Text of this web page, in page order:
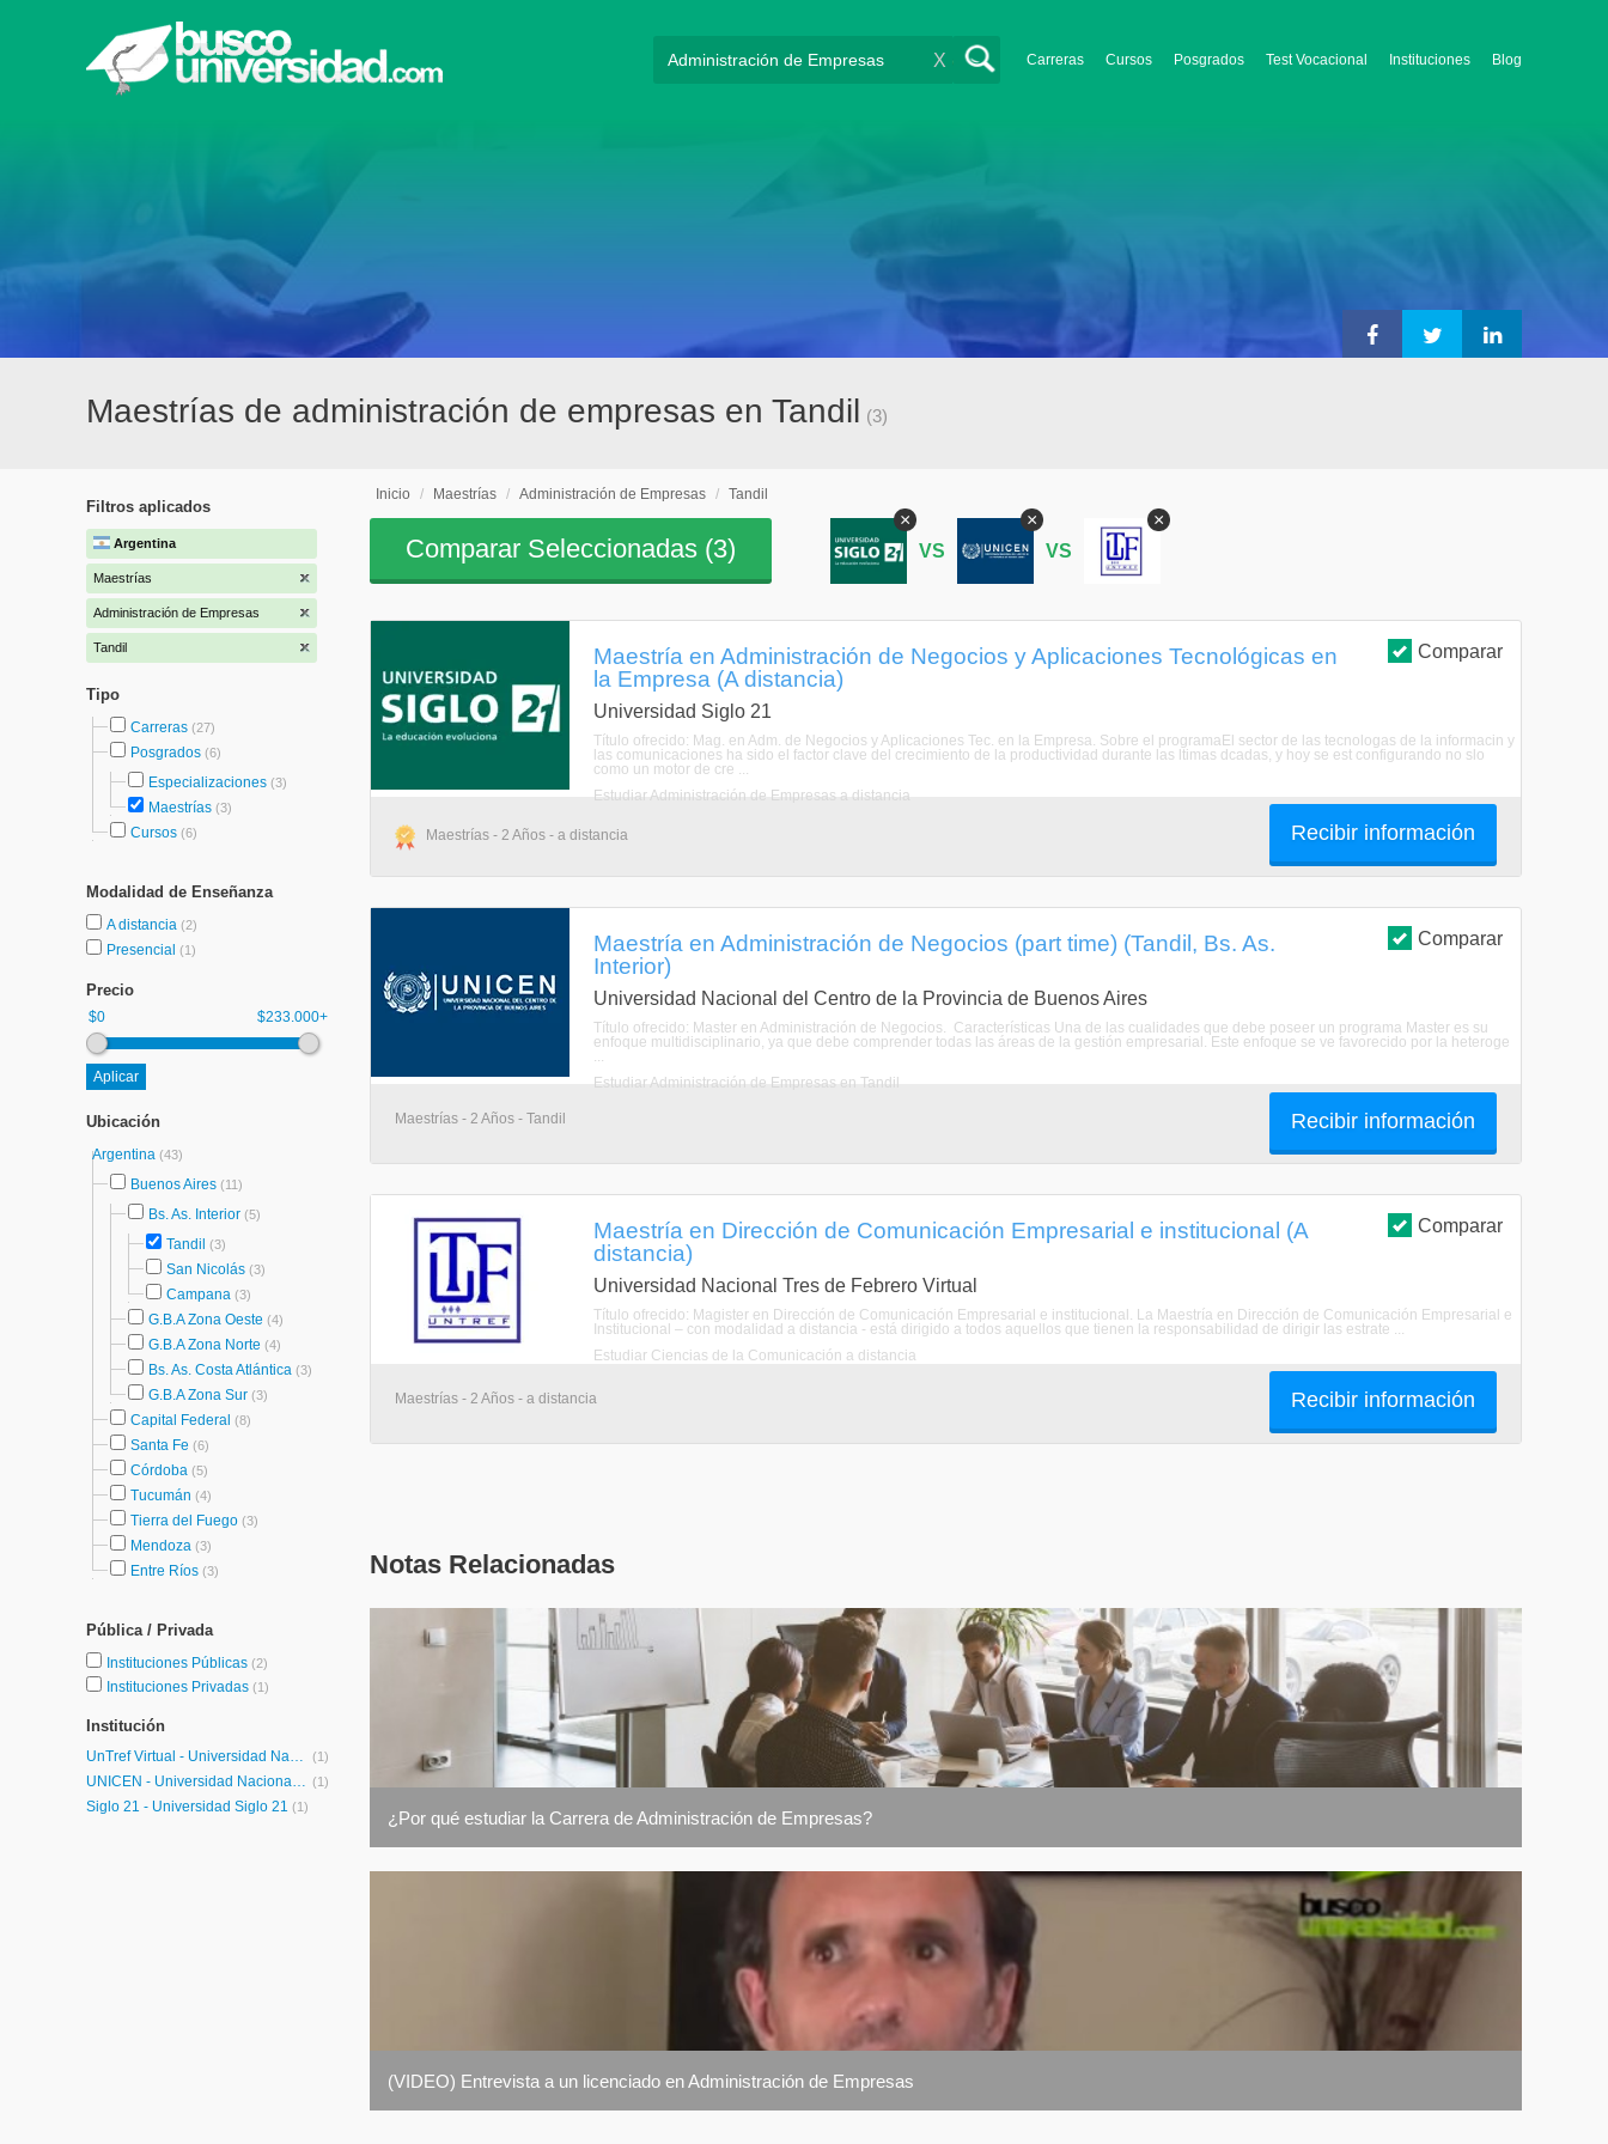
Carreras Cursos Posgrados Test Vocacional Instituciones Blog
X
Maestrías de administración de empresas en Tandil (3)
Filtros aplicados
Argentina
Maestrías
Administración de Empresas
Tandil
Tipo
Carreras (27)
Posgrados (6)
Especializaciones (3)
Maestrías (3)
Cursos (6)
Modalidad de Enseñanza
A distancia (2)
Presencial (1)
Precio
$0 $233.000+
Ubicación
Argentina (43)
Buenos Aires (11)
Bs. As. Interior (5)
Tandil (3)
San Nicolás (3)
Campana (3)
G.B.A Zona Oeste (4)
G.B.A Zona Norte (4)
Bs. As. Costa Atlántica (3)
G.B.A Zona Sur (3)
Capital Federal (8)
Santa Fe (6)
Córdoba (5)
Tucumán (4)
Tierra del Fuego (3)
Mendoza (3)
Entre Ríos (3)
Pública / Privada
Instituciones Públicas (2)
Instituciones Privadas (1)
Institución
UnTref Virtual - Universidad Nacional Tres de Febrero Virtual (1)
UNICEN - Universidad Nacional del Centro de la Provincia de Buenos Aires (1)
Siglo 21 - Universidad Siglo 21 (1)
Inicio / Maestrías / Administración de Empresas / Tandil
Comparar Seleccionadas (3)
×
VS
×
VS
×
Comparar
Maestría en Administración de Negocios y Aplicaciones Tecnológicas en
la Empresa (A distancia)
Universidad Siglo 21
Título ofrecido: Mag. en Adm. de Negocios y Aplicaciones Tec. en la Empresa. Sobre el programaEl sector de las tecnologas de la informacin y
las comunicaciones ha sido el factor clave del crecimiento de la productividad durante las ltimas dcadas, y hoy se est configurando no slo
como un motor de cre ...
Estudiar Administración de Empresas a distancia
Maestrías - 2 Años - a distancia Recibir información
Comparar
Maestría en Administración de Negocios (part time) (Tandil, Bs. As.
Interior)
Universidad Nacional del Centro de la Provincia de Buenos Aires
Título ofrecido: Master en Administración de Negocios. Características Una de las cualidades que debe poseer un programa Master es su
enfoque multidisciplinario, ya que debe comprender todas las áreas de la gestión empresarial. Este enfoque se ve favorecido por la heteroge
...
Estudiar Administración de Empresas en Tandil
Maestrías - 2 Años - Tandil Recibir información
Comparar
Maestría en Dirección de Comunicación Empresarial e institucional (A
distancia)
Universidad Nacional Tres de Febrero Virtual
Título ofrecido: Magister en Dirección de Comunicación Empresarial e institucional. La Maestría en Dirección de Comunicación Empresarial e
Institucional – con modalidad a distancia - está dirigido a todos aquellos que tienen la responsabilidad de dirigir las estrate ...
Estudiar Ciencias de la Comunicación a distancia
Maestrías - 2 Años - a distancia Recibir información
Notas Relacionadas
¿Por qué estudiar la Carrera de Administración de Empresas?
(VIDEO) Entrevista a un licenciado en Administración de Empresas